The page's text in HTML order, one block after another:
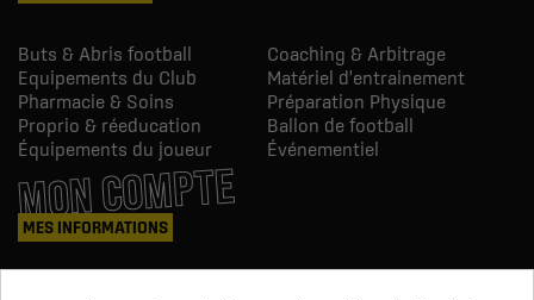
Buts & Abris football
Coaching & Arbitrage
Equipements du Club
Matériel d'entrainement
Pharmacie & Soins
Préparation Physique
Proprio & réeducation
Ballon de football
Équipements du joueur
Événementiel
MON COMPTE
MES INFORMATIONS